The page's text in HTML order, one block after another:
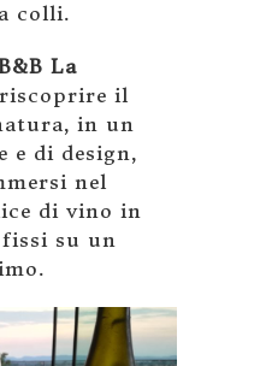
colli.
La
il
in un
e di design,
nel
di vino in
su un